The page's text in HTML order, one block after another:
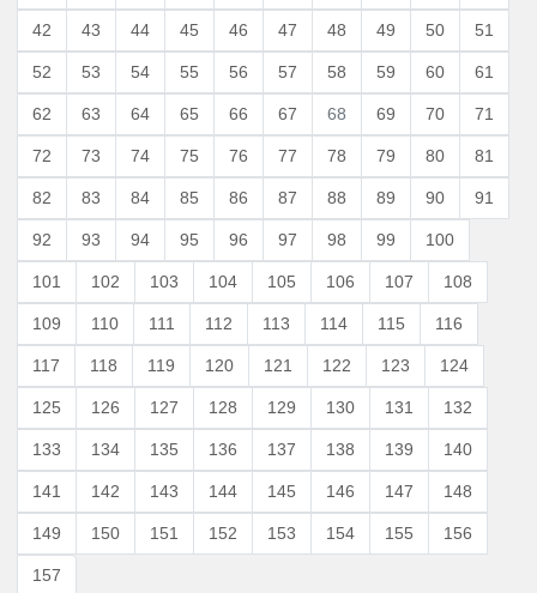
42 43 44 45 46 47 48 49 50 51
52 53 54 55 56 57 58 59 60 61
62 63 64 65 66 67 68 69 70 71
72 73 74 75 76 77 78 79 80 81
82 83 84 85 86 87 88 89 90 91
92 93 94 95 96 97 98 99 100
101 102 103 104 105 106 107 108
109 110 111 112 113 114 115 116
117 118 119 120 121 122 123 124
125 126 127 128 129 130 131 132
133 134 135 136 137 138 139 140
141 142 143 144 145 146 147 148
149 150 151 152 153 154 155 156
157